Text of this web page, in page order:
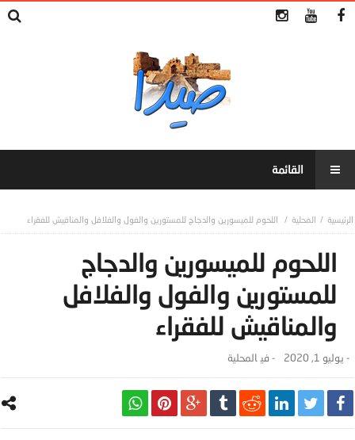
المحلية اللحوم للميسورين والدجاج للمستورين والفول والفلافل والمناقيش للفقراء
اللحوم للميسورين والدجاج
للمستورين والفول والفلافل
والمناقيش للفقراء
- يوليو 1, 2020 - ‎في المحلية